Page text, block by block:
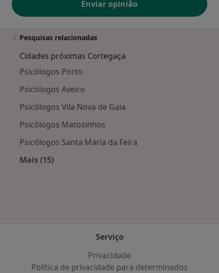
Enviar opinião
Pesquisas relacionadas
Cidades próximas Cortegaça
Psicólogos Porto
Psicólogos Aveiro
Psicólogos Vila Nova de Gaia
Psicólogos Matosinhos
Psicólogos Santa Maria da Feira
Mais (15)
Serviço
Privacidade
Política de privacidade para determinados